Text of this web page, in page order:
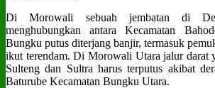
Di Morowali sebuah jembatan di
menghubungkan antara Kecamatan
Bungku putus diterjang banjir, termasuk
ikut terendam. Di Morowali Utara jalur darat
Sulteng dan Sultra harus terputus akibat
Baturube Kecamatan Bungku Utara.